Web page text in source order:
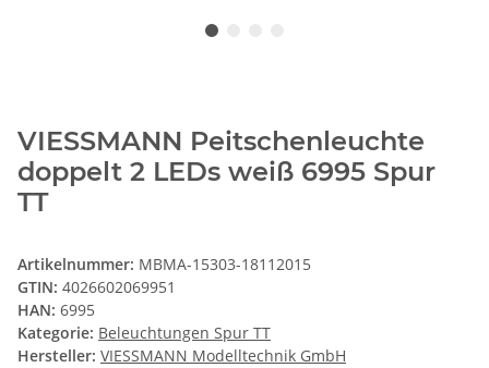
VIESSMANN Peitschenleuchte
doppelt 2 LEDs weiß 6995 Spur
TT
Artikelnummer: MBMA-15303-18112015
GTIN: 4026602069951
HAN: 6995
Kategorie: Beleuchtungen Spur TT
Hersteller: VIESSMANN Modelltechnik GmbH